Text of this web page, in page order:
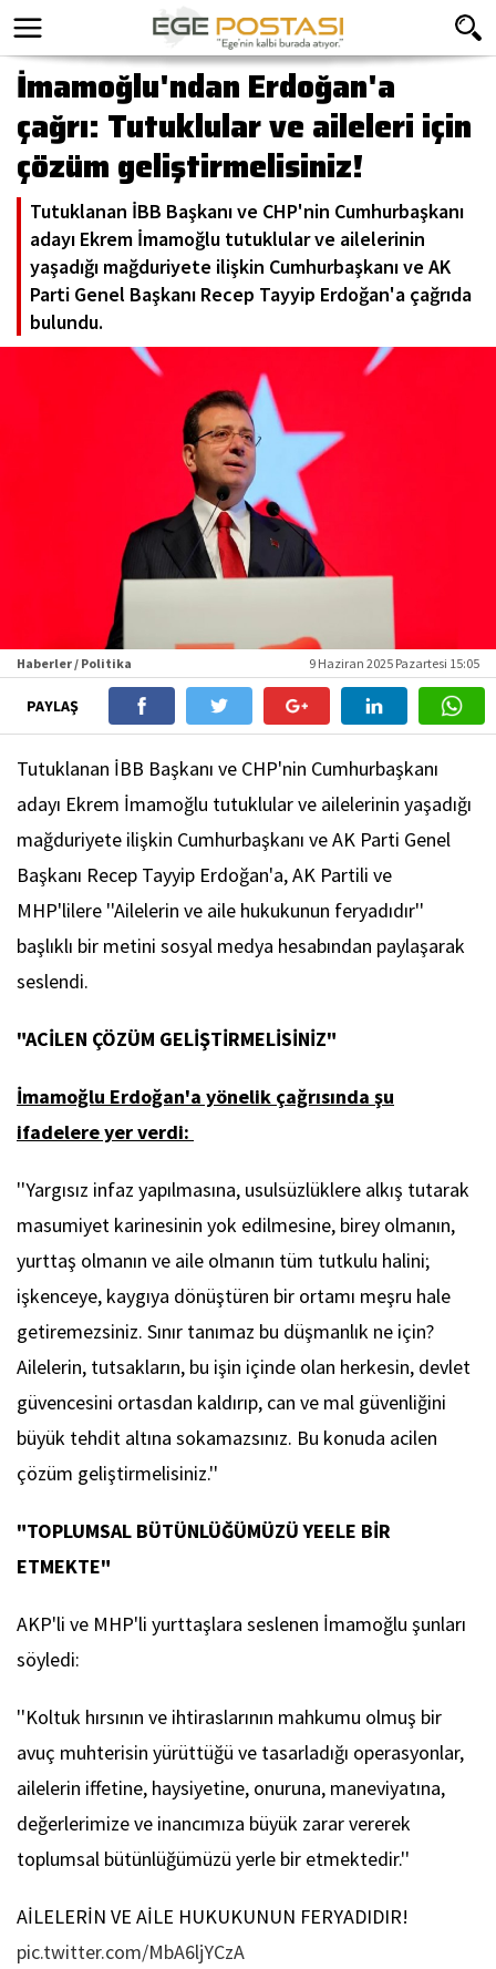
İmamoğlu'ndan Erdoğan'a
çağrı: Tutuklular ve aileleri için
çözüm geliştirmelisiniz!
Tutuklanan İBB Başkanı ve CHP'nin Cumhurbaşkanı
adayı Ekrem İmamoğlu tutuklular ve ailelerinin
yaşadığı mağduriyete ilişkin Cumhurbaşkanı ve AK
Parti Genel Başkanı Recep Tayyip Erdoğan'a çağrıda
bulundu.
Haberler / Politika 9 Haziran 2025 Pazartesi 15:05
PAYLAŞ
Tutuklanan İBB Başkanı ve CHP'nin Cumhurbaşkanı
adayı Ekrem İmamoğlu tutuklular ve ailelerinin yaşadığı
mağduriyete ilişkin Cumhurbaşkanı ve AK Parti Genel
Başkanı Recep Tayyip Erdoğan'a, AK Partili ve
MHP'lilere ''Ailelerin ve aile hukukunun feryadıdır''
başlıklı bir metini sosyal medya hesabından paylaşarak
seslendi.
"ACİLEN ÇÖZÜM GELİŞTİRMELİSİNİZ"
İmamoğlu Erdoğan'a yönelik çağrısında şu
ifadelere yer verdi:
''Yargısız infaz yapılmasına, usulsüzlüklere alkış tutarak
masumiyet karinesinin yok edilmesine, birey olmanın,
yurttaş olmanın ve aile olmanın tüm tutkulu halini;
işkenceye, kaygıya dönüştüren bir ortamı meşru hale
getiremezsiniz. Sınır tanımaz bu düşmanlık ne için?
Ailelerin, tutsakların, bu işin içinde olan herkesin, devlet
güvencesini ortasdan kaldırıp, can ve mal güvenliğini
büyük tehdit altına sokamazsınız. Bu konuda acilen
çözüm geliştirmelisiniz.''
"TOPLUMSAL BÜTÜNLÜĞÜMÜZÜ YEELE BİR
ETMEKTE"
AKP'li ve MHP'li yurttaşlara seslenen İmamoğlu şunları
söyledi:
''Koltuk hırsının ve ihtiraslarının mahkumu olmuş bir
avuç muhterisin yürüttüğü ve tasarladığı operasyonlar,
ailelerin iffetine, haysiyetine, onuruna, maneviyatına,
değerlerimize ve inancımıza büyük zarar vererek
toplumsal bütünlüğümüzü yerle bir etmektedir.''
AİLELERİN VE AİLE HUKUKUNUN FERYADIDIR!
pic.twitter.com/MbA6ljYCzA